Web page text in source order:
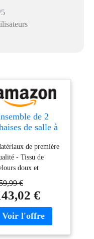
de 2
de salle à
moderne
accoudoir
cuisine, salle
manger et
chaise de
cuisine en velours
pieds dorés,
marine
de première
- Tissu de
doux et
très
au toucher et
pas les
à la peau
Conception
€
€